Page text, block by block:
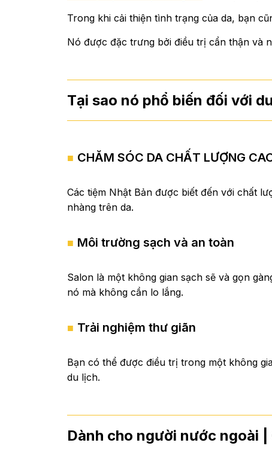
Trong khi cải thiện tình trạng của da, bạn
Nó được đặc trưng bởi điều trị cẩn thận và
Tại sao nó phổ biến đối với
CHĂM SÓC DA CHẤT LƯỢNG
Các tiệm Nhật Bản được biết đến với chất
nhàng trên da.
Môi trường sạch và an toàn
Salon là một không gian sạch sẽ và gọn
nó mà không cần lo lắng.
Trải nghiệm thư giãn
Bạn có thể được điều trị trong một không
du lịch.
Dành cho người nước ngoài